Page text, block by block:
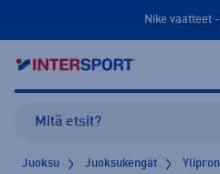
Nike vaatteet
Juoksu Juoksukengät